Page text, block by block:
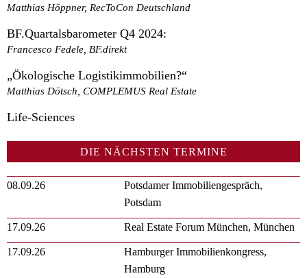
Matthias Höppner, RecToCon Deutschland
BF.Quartalsbarometer Q4 2024:
Francesco Fedele, BF.direkt
„Ökologische Logistikimmobilien?“
Matthias Dötsch, COMPLEMUS Real Estate
Life-Sciences
DIE NÄCHSTEN TERMINE
08.09.26
Potsdamer Immobiliengespräch,
Potsdam
17.09.26 Real Estate Forum München, München
17.09.26
Hamburger Immobilienkongress,
Hamburg